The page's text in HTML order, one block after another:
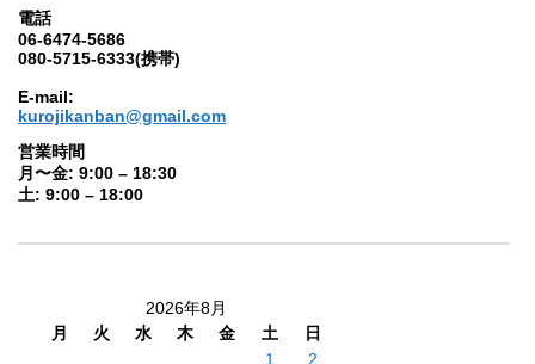
電話
06-6474-5686
080-5715-6333(携帯)
E-mail:
kurojikanban@gmail.com
営業時間
月〜金: 9:00 – 18:30
土: 9:00 – 18:00
2026年8月
月
火 水 木 金 土
日
1
2